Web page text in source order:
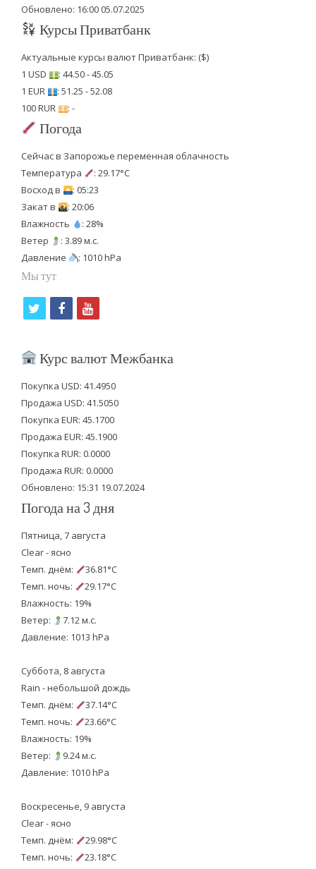
Обновлено: 16:00 05.07.2025
Курсы Приватбанк
Актуальные курсы валют Приватбанк: ($)
1 USD
: 44.50 - 45.05
1 EUR
: 51.25 - 52.08
100 RUR
: -
Погода
Сейчас в Запорожье переменная облачность
Температура
: 29.17°C
Восход в
: 05:23
Закат в
: 20:06
Влажность
: 28%
Ветер
: 3.89 м.с.
Давление
: 1010 hPa
Мы тут
i
t
e
r
f
c
b
o
o
k
y
u
u
b
e
Курс валют Межбанка
Покупка USD: 41.4950
Продажа USD: 41.5050
Покупка EUR: 45.1700
Продажа EUR: 45.1900
Покупка RUR: 0.0000
Продажа RUR: 0.0000
Обновлено: 15:31 19.07.2024
Погода на 3 дня
Пятница, 7 августа
Clear - ясно
Темп. днём:
36.81°C
Темп. ночь:
29.17°C
Влажность: 19%
Ветер:
7.12 м.с.
Давление: 1013 hPa
Суббота, 8 августа
Rain - небольшой дождь
Темп. днём:
37.14°C
Темп. ночь:
23.66°C
Влажность: 19%
Ветер:
9.24 м.с.
Давление: 1010 hPa
Воскресенье, 9 августа
Clear - ясно
Темп. днём:
29.98°C
Темп. ночь:
23.18°C